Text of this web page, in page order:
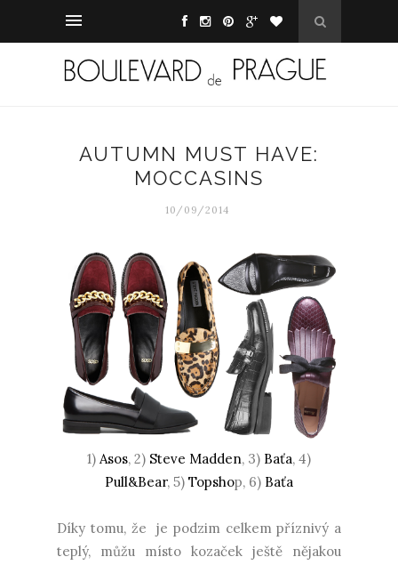
AUTUMN MUST HAVE:
MOCCASINS
10/09/2014
1) Asos, 2) Steve Madden, 3) Baťa, 4)
Pull&Bear, 5) Topshop, 6) Baťa
Díky tomu, že je podzim celkem příznivý a
teplý, můžu místo kozaček ještě nějakou